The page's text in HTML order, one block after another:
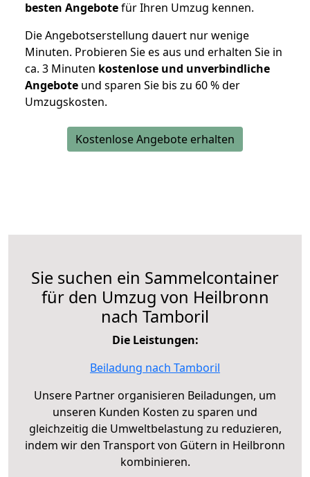
besten Angebotefür Ihren Umzug kennen.
Die Angebotserstellung dauert nur wenige
Minuten. Probieren Sie es aus und erhalten Sie in
ca. 3 Minuten kostenlose und unverbindliche
Angebote und sparen Sie bis zu 60 % der
Umzugskosten.
Kostenlose Angebote erhalten
Sie suchen ein Sammelcontainer
für den Umzug von Heilbronn
nach Tamboril
Die Leistungen:
Beiladung nach Tamboril
Unsere Partner organisieren Beiladungen, um
unseren Kunden Kosten zu sparen und
gleichzeitig die Umweltbelastung zu reduzieren,
indem wir den Transport von Gütern in Heilbronn
kombinieren.